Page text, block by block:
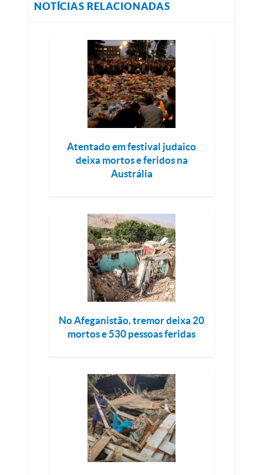
NOTÍCIAS RELACIONADAS
Atentado em festival judaico
deixa mortos e feridos na
Austrália
No Afeganistão, tremor deixa 20
mortos e 530 pessoas feridas